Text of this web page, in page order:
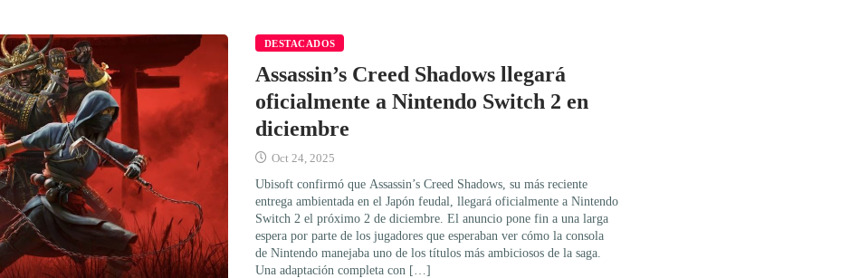
DESTACADOS
Assassin’s Creed Shadows llegará
oficialmente a Nintendo Switch 2 en
diciembre
Oct 24, 2025
Ubisoft confirmó que Assassin’s Creed Shadows, su más reciente
entrega ambientada en el Japón feudal, llegará oficialmente a Nintendo
Switch 2 el próximo 2 de diciembre. El anuncio pone fin a una larga
espera por parte de los jugadores que esperaban ver cómo la consola
de Nintendo manejaba uno de los títulos más ambiciosos de la saga.
Una adaptación completa con […]